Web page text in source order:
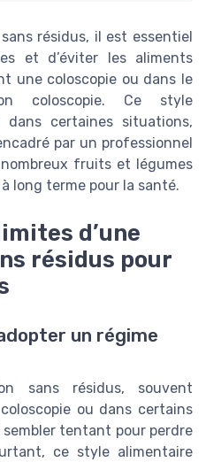
résidus, il est essentiel
et d’éviter les aliments
une coloscopie ou dans le
coloscopie. Ce style
dans certaines situations,
par un professionnel
fruits et légumes
long terme pour la santé.
d’une
résidus pour
un régime
sans résidus, souvent
ou dans certains
tentant pour perdre
ce style alimentaire